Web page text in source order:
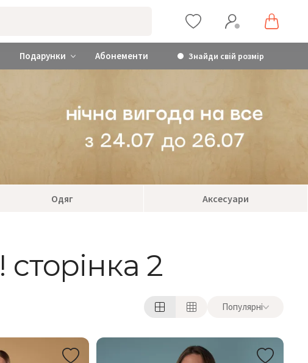
Подарунки Абонементи Знайди свій розмір
Одяг Аксесуари
2
Популярні